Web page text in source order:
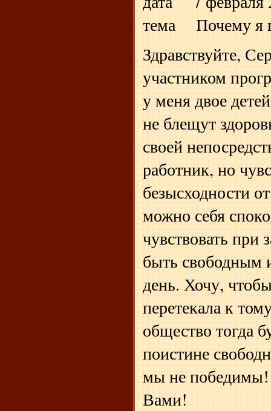
тема Почему я
Здравствуйте,
участником
у меня двое
не блещут
своей
работник, но
безысходности
можно себя
чувствовать при
быть свободным
день. Хочу,
перетекала к
общество тогда
поистине
мы не
Вами!